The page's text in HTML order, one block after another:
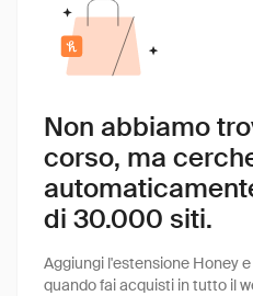
Non abbiamo
corso, ma
di 30.000 siti.
Aggiungi l'estensione Honey
quando fai acquisti in tutto il